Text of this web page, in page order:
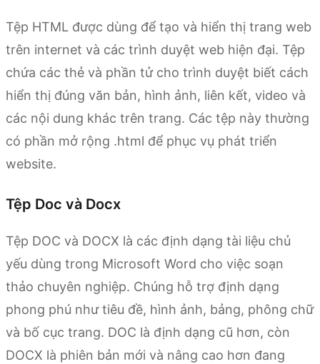
Tệp HTML được dùng để tạo và hiển thị trang web
trên internet và các trình duyệt web hiện đại. Tệp
chứa các thẻ và phần tử cho trình duyệt biết cách
hiển thị đúng văn bản, hình ảnh, liên kết, video và
các nội dung khác trên trang. Các tệp này thường
có phần mở rộng .html để phục vụ phát triển
website.
Tệp Doc và Docx
Tệp DOC và DOCX là các định dạng tài liệu chủ
yếu dùng trong Microsoft Word cho việc soạn
thảo chuyên nghiệp. Chúng hỗ trợ định dạng
phong phú như tiêu đề, hình ảnh, bảng, phông chữ
và bố cục trang. DOC là định dạng cũ hơn, còn
DOCX là phiên bản mới và nâng cao hơn đang